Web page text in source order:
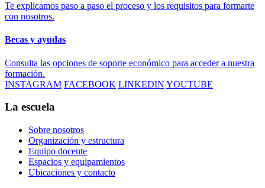
Te explicamos paso a paso el proceso y los requisitos para formarte
con nosotros.
Becas y ayudas
Consulta las opciones de soporte económico para acceder a nuestra
formación.
INSTAGRAM FACEBOOK LINKEDIN YOUTUBE
La escuela
Sobre nosotros
Organización y estructura
Equipo docente
Espacios y equipamientos
Ubicaciones y contacto